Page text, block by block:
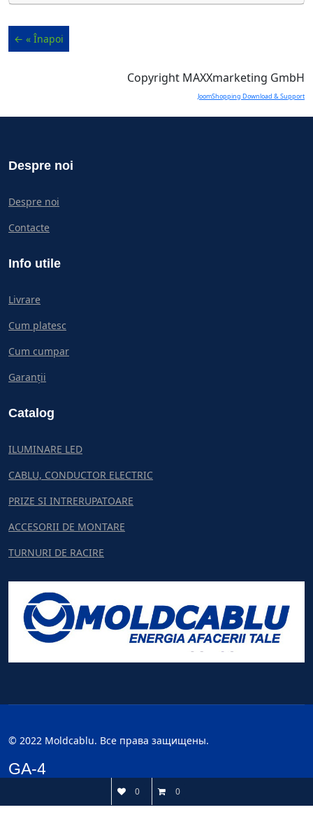
Copyright MAXXmarketing GmbH
JoomShopping Download & Support
Despre noi
Despre noi
Contacte
Info utile
Livrare
Cum platesc
Cum cumpar
Garanții
Catalog
ILUMINARE LED
CABLU, CONDUCTOR ELECTRIC
PRIZE SI INTRERUPATOARE
ACCESORII DE MONTARE
TURNURI DE RACIRE
© 2022 Moldcablu. Все права защищены.
GA-4
0 0